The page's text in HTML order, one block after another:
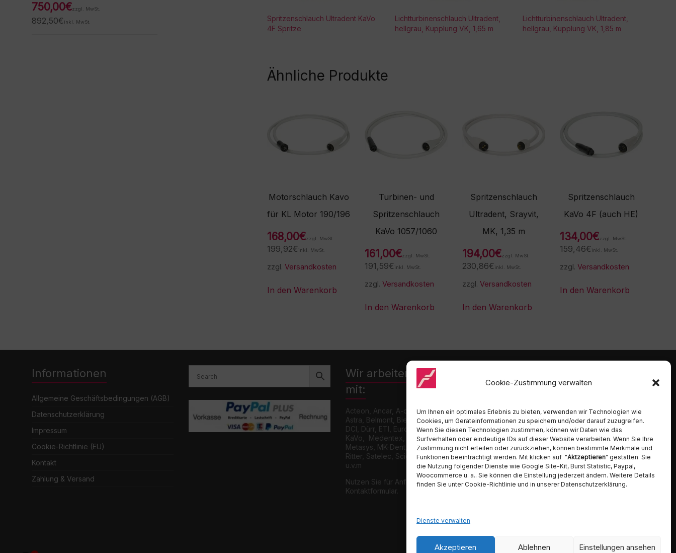
Cookie-Zustimmung verwalten
Um Ihnen ein optimales Erlebnis zu bieten, verwenden wir Technologien wie
Cookies, um Geräteinformationen zu speichern und/oder darauf zuzugreifen.
Wenn Sie diesen Technologien zustimmen, können wir Daten wie das
Surfverhalten oder eindeutige IDs auf dieser Website verarbeiten. Wenn Sie Ihre
Zustimmung nicht erteilen oder zurückziehen, können bestimmte Merkmale und
Funktionen beeinträchtigt werden. Mit klicken auf "Aktzeptieren" gestatten Sie
die Nutzung folgender Dienste wie Google Site-Kit, Burst Statistic, Paypal,
Woocommerce u. a.. Sie können die Einstellung jederzeit ändern. Weitere Details
finden Sie unter Cookie-Richtlinie und in unserer Datenschutzerklärung.
Dienste verwalten
Akzeptieren Ablehnen Einstellungen ansehen
Spritzenschlauch Ultradent KaVo
4F Spritze
Lichtturbinenschlauch Ultradent,
hellgrau, Kupplung VK, 1,65 m
Lichtturbinenschlauch Ultradent,
hellgrau, Kupplung VK, 1,85 m
Ähnliche Produkte
Motorschlauch Kavo
für KL Motor 190/196
168,00€zzgl. MwSt.
199,92€ inkl. MwSt.
zzgl. Versandkosten
In den Warenkorb
Turbinen- und
Spritzenschlauch
KaVo 1057/1060
161,00€zzgl. MwSt.
191,59€ inkl. MwSt.
zzgl. Versandkosten
In den Warenkorb
Spritzenschlauch
Ultradent, Srayvit,
MK, 1,35 m
194,00€zzgl. MwSt.
230,86€ inkl. MwSt.
zzgl. Versandkosten
In den Warenkorb
Spritzenschlauch
KaVo 4F (auch HE)
134,00€zzgl. MwSt.
159,46€ inkl. MwSt.
zzgl. Versandkosten
In den Warenkorb
750,00€zzgl. MwSt.
892,50€ inkl. MwSt.
Informationen
Allgemeine Geschäftsbedingungen (AGB)
Datenschutzerklärung
Impressum
Cookie-Richtlinie (EU)
Kontakt
Zahlung & Versand
Wir arbeiten zusammen
mit:
Acteon, Ancar, A-dec, Adenysy, Alpro,
Astra, Belmont, Bien Air, Cattani, Chirana,
DCI, Dürr, ETI, Euronda, Faro, Gcomm,
KaVo, Medentex, Melag, Midmark,
Metasys, MK-Dent, NSK, Ophardt Hygiene,
Ritter, Satelec, Scican, TKD, Velopex,
u.v.m
Nutzen Sie für Anfragen unser
Kontaktformular.
13189 Berlin
Tel. 030 442 28 81
Fax.: 030 54 83 72 85
E-Mail: info@ambident.de